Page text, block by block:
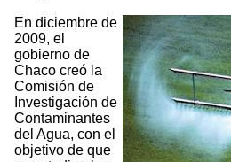
En diciembre de
2009, el
gobierno de
Chaco creó la
Comisión de
Investigación de
Contaminantes
del Agua, con el
objetivo de que